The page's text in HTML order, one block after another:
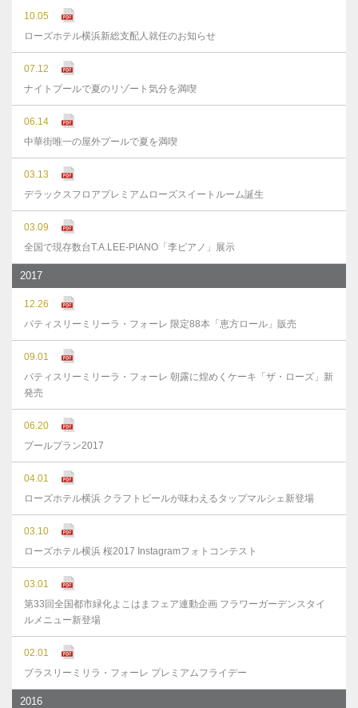
10.05
ローズホテル横浜新総支配人就任のお知らせ
07.12
ナイトプールで夏のリゾート気分を満喫
06.14
中華街唯一の屋外プールで夏を満喫
03.13
デラックスフロアプレミアムローズスイートルーム誕生
03.09
全国で現存数台T.A.LEE-PIANO「李ピアノ」展示
2017
12.26
パティスリーミリーラ・フォーレ 限定88本「恵方ロール」販売
09.01
パティスリーミリーラ・フォーレ 朝露に煌めくケーキ「ザ・ローズ」新
発売
06.20
プールプラン2017
04.01
ローズホテル横浜 クラフトビールが味わえるタップマルシェ新登場
03.10
ローズホテル横浜 桜2017 Instagramフォトコンテスト
03.01
第33回全国都市緑化よこはまフェア連動企画 フラワーガーデンスタイ
ルメニュー新登場
02.01
ブラスリーミリラ・フォーレ プレミアムフライデー
2016